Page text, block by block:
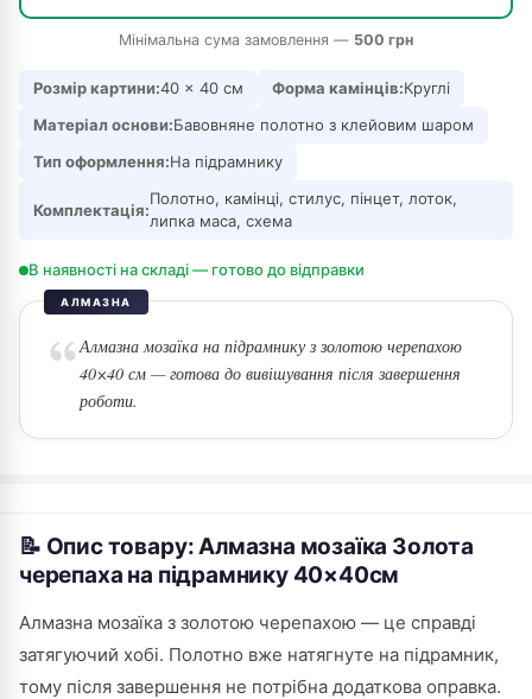
Мінімальна сума замовлення — 500 грн
Розмір картини:40 × 40 см Форма камінців:Круглі
Матеріал основи:Бавовняне полотно з клейовим шаром
Тип оформлення:На підрамнику
Комплектація:
Полотно, камінці, стилус, пінцет, лоток,
липка маса, схема
В наявності на складі — готово до відправки
АЛМАЗНА
Алмазна мозаїка на підрамнику з золотою черепахою
40×40 см — готова до вивішування після завершення
роботи.
📝 Опис товару: Алмазна мозаїка Золота
черепаха на підрамнику 40×40см
Алмазна мозаїка з золотою черепахою — це справді
затягуючий хобі. Полотно вже натягнуте на підрамник,
тому після завершення не потрібна додаткова оправка.